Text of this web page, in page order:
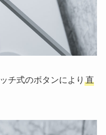
チ式のボタンにより 直